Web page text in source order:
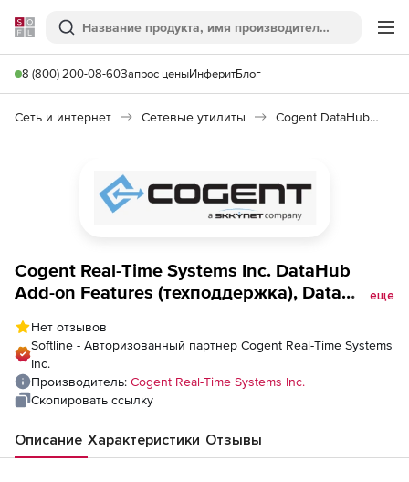
Softline
Поиск
8 (800) 200-08-60Запрос ценыИнферитБлог
Сеть и интернет Сетевые утилиты Cogent DataHub Product Packs
Cogent Real-Time Systems Inc. DataHub
Add-on Features (техподдержка), Data
еще
Нет отзывов
Softline - Авторизованный партнер Cogent Real-Time Systems
Inc.
Производитель: Cogent Real-Time Systems Inc.
Скопировать ссылку
Описание Характеристики Отзывы